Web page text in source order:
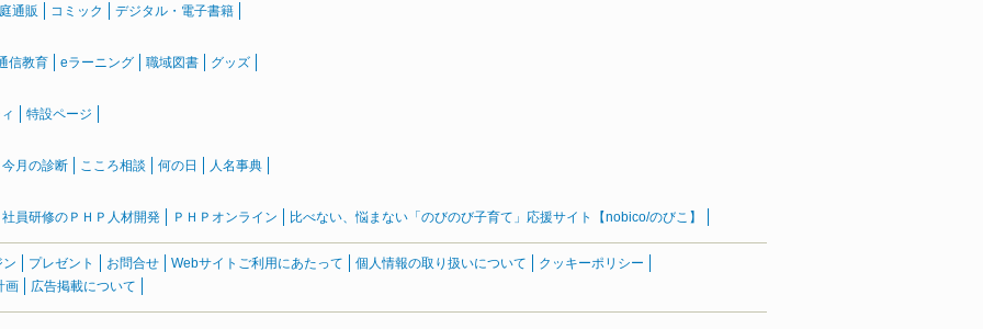
通販 コミック デジタル・電子書籍
信教育 eラーニング 職域図書 グッズ
特設ページ
月の診断 こころ相談 何の日 人名事典
社員研修のＰＨＰ人材開発 ＰＨＰオンライン 比べない、悩まない「のびのび子育て」応援サイト【nobico/のびこ】
ン プレゼント お問合せ Webサイトご利用にあたって 個人情報の取り扱いについて
クッキーポリシー
画
広告掲載について